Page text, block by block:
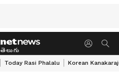
తెలుగు
Today Rasi Phalalu Korean